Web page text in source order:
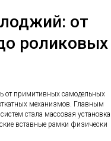
от
роликовых
от примитивных самодельных
механизмов. Главным
стала массовая установка
вставные рамки физически